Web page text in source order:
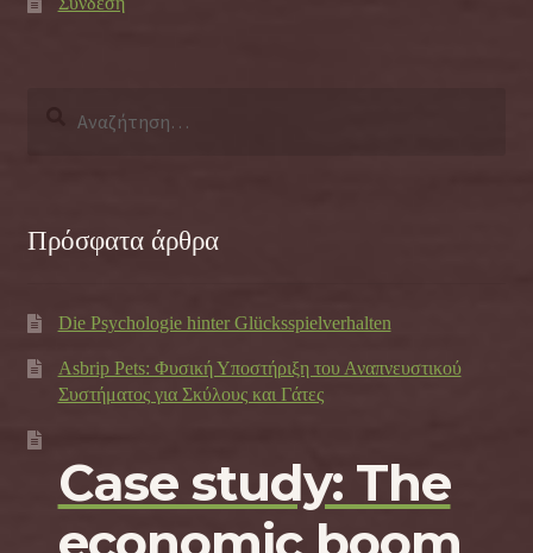
Πρόσφατα άρθρα
Die Psychologie hinter Glücksspielverhalten
Asbrip Pets: Φυσική Υποστήριξη του Αναπνευστικού
Συστήματος για Σκύλους και Γάτες
Case study: The